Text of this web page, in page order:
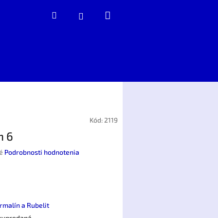
HľadaťPrihlásenie
Kód: 2119
6
Podrobnosti hodnotenia
a Rubelit